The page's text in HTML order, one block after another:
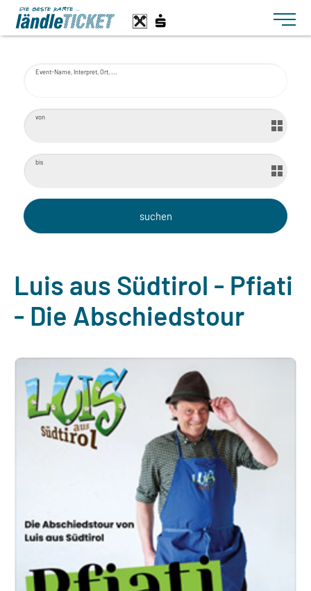
Toggle
Event-Name, Interpret, Ort, ...
von
bis
Luis aus Südtirol - Pfiati
- Die Abschiedstour